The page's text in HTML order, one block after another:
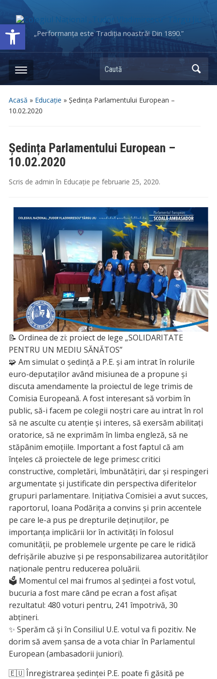
Deschide bara de unelte„Performanța este Tradiția noastră! Din 1890.”
Caută
Acasă » Educație » Ședința Parlamentului European –
10.02.2020
Ședința Parlamentului European –
10.02.2020
Scris de admin în Educație pe februarie 25, 2020.
📝 Ordinea de zi: proiect de lege „SOLIDARITATE
PENTRU UN MEDIU SĂNĂTOS”
🧩 Am simulat o ședință a P.E. și am intrat în rolurile
euro-deputaților având misiunea de a propune și
discuta amendamente la proiectul de lege trimis de
Comisia Europeană. A fost interesant să vorbim în
public, să-i facem pe colegii noștri care au intrat în rol
să ne asculte cu atenție și interes, să exersăm abilitați
oratorice, să ne exprimăm în limba engleză, să ne
stăpânim emoțiile. Important a fost faptul că am
înțeles că proiectele de lege primesc critici
constructive, completări, îmbunătățiri, dar și respingeri
argumentate și justificate din perspectiva diferitelor
grupuri parlamentare. Inițiativa Comisiei a avut succes,
raportorul, Ioana Podărița a convins și prin accentele
pe care le-a pus pe drepturile deținuților, pe
importanța implicării lor în activități în folosul
comunității, pe problemele urgente pe care le ridică
defrișările abuzive și pe responsabilizarea autorităților
naționale pentru reducerea poluării.
🗳 Momentul cel mai frumos al ședinței a fost votul,
bucuria a fost mare când pe ecran a fost afișat
rezultatul: 480 voturi pentru, 241 împotrivă, 30
abțineri.
✨ Sperăm că și în Consiliul U.E. votul va fi pozitiv. Ne
dorim să avem șansa de a vota chiar în Parlamentul
European (ambasadorii juniori).
🇪🇺 Înregistrarea ședinței P.E. poate fi găsită pe